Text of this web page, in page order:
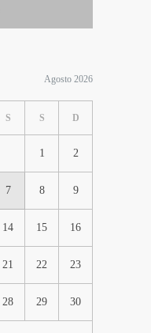
Agosto 2026
S S D
1 2
7 8 9
14 15 16
21 22 23
28 29 30